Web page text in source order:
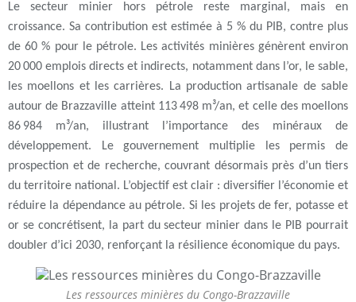
Le secteur minier hors pétrole reste marginal, mais en
croissance. Sa contribution est estimée à 5 % du PIB, contre plus
de 60 % pour le pétrole. Les activités minières génèrent environ
20 000 emplois directs et indirects, notamment dans l’or, le sable,
les moellons et les carrières. La production artisanale de sable
autour de Brazzaville atteint 113 498 m³/an, et celle des moellons
86 984 m³/an, illustrant l’importance des minéraux de
développement. Le gouvernement multiplie les permis de
prospection et de recherche, couvrant désormais près d’un tiers
du territoire national. L’objectif est clair : diversifier l’économie et
réduire la dépendance au pétrole. Si les projets de fer, potasse et
or se concrétisent, la part du secteur minier dans le PIB pourrait
doubler d’ici 2030, renforçant la résilience économique du pays.
Les ressources minières du Congo-Brazzaville